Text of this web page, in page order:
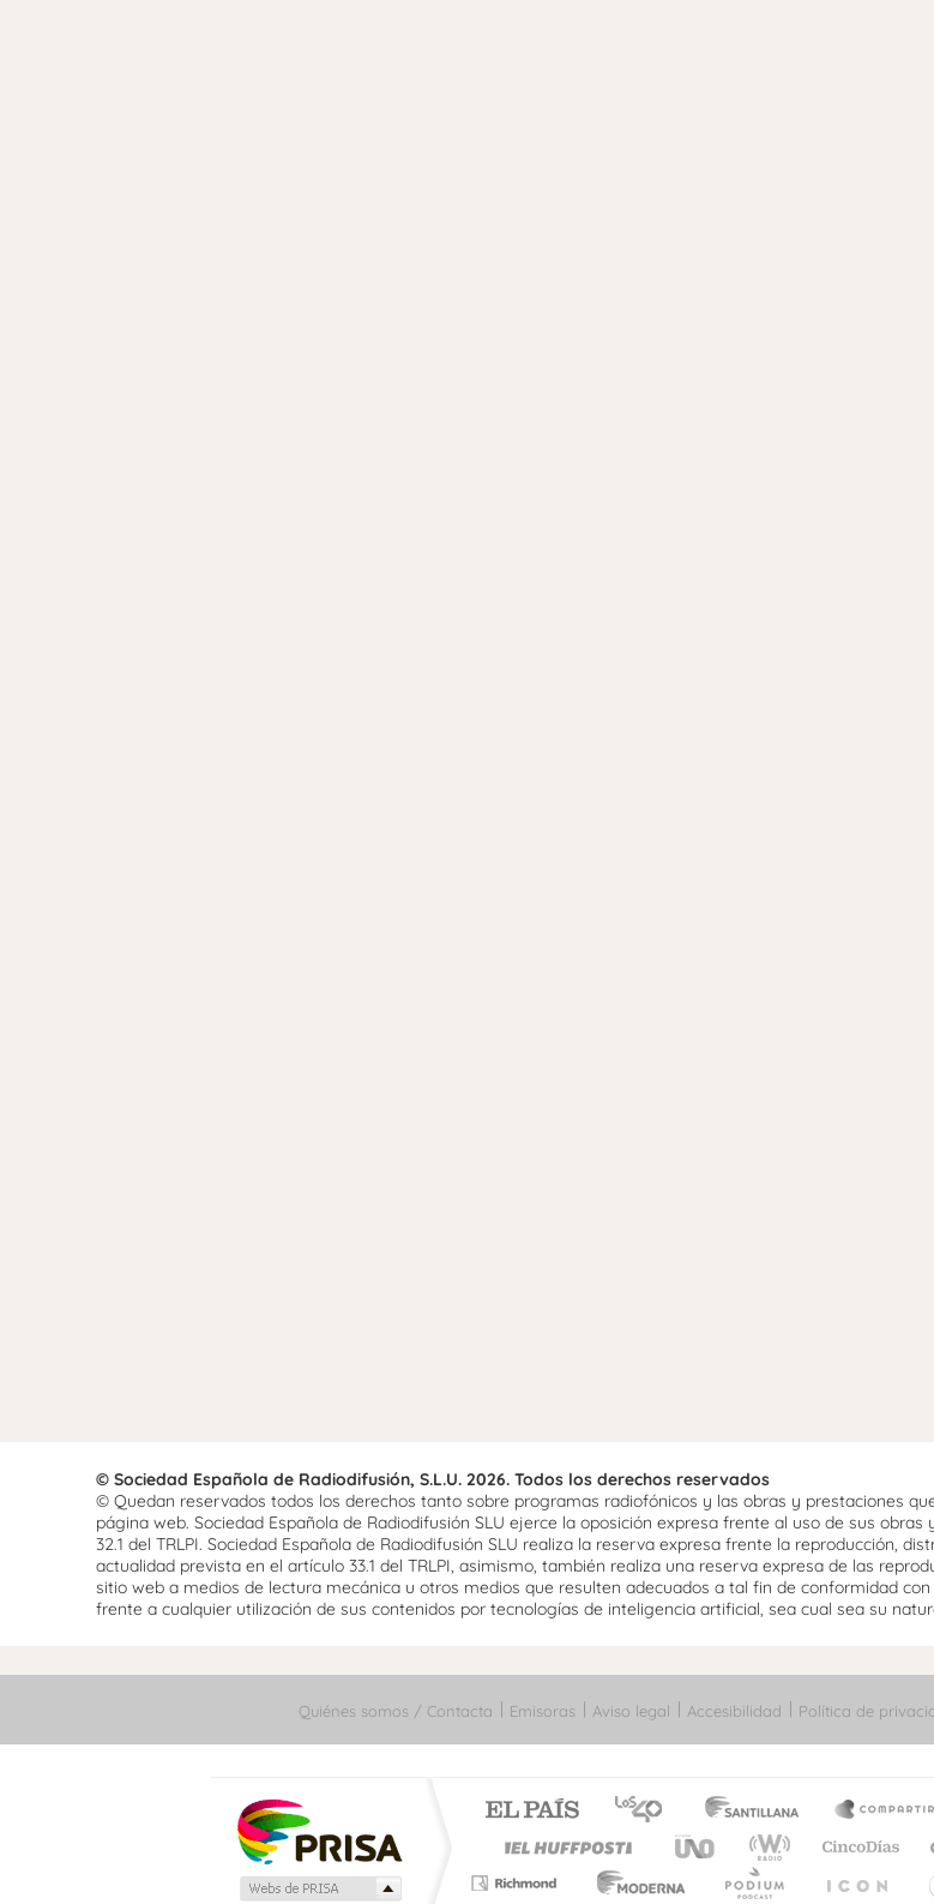
© Sociedad Española de Radiodifusión, S.L.U. 2026. Todos los derechos reservados
© Quedan reservados todos los derechos tanto sobre programas radiofónicos y las obras y prestaciones
página web. Sociedad Española de Radiodifusión SLU ejerce la oposición expresa frente al uso de sus
32.1 del TRLPI. Sociedad Española de Radiodifusión SLU realiza la reserva expresa frente la reproducción,
actualidad prevista en el artículo 33.1 del TRLPI, asimismo, también realiza una reserva expresa de las
sitio web a medios de lectura mecánica u otros medios que resulten adecuados a tal fin de conformidad
frente a cualquier utilización de sus contenidos por tecnologías de inteligencia artificial, sea cual sea su
Quiénes somos / Contacta Emisoras Aviso legal Accesibilidad Política de